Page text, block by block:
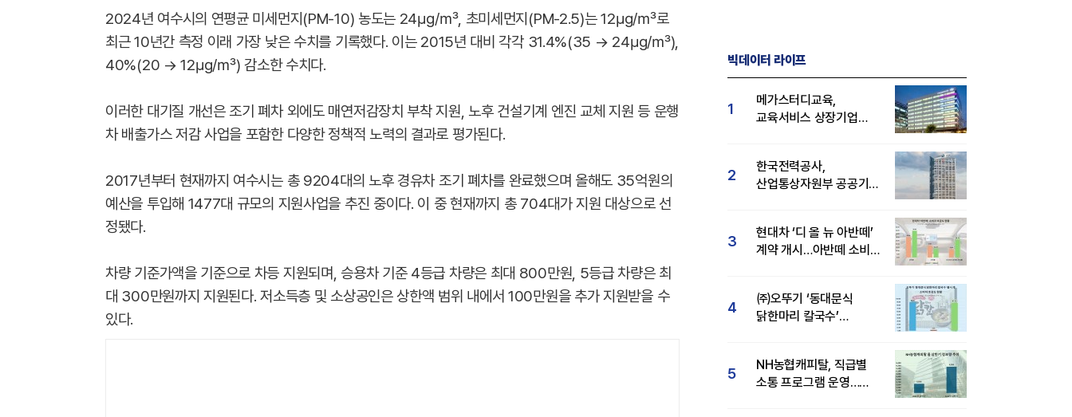
2024년 여수시의 연평균 미세먼지(PM-10) 농도는 24㎍/㎥, 초미세먼지(PM-2.5)는 12㎍/㎥로
최근 10년간 측정 이래 가장 낮은 수치를 기록했다. 이는 2015년 대비 각각 31.4%(35 → 24㎍/㎥),
40%(20 → 12㎍/㎥) 감소한 수치다.
이러한 대기질 개선은 조기 폐차 외에도 매연저감장치 부착 지원, 노후 건설기계 엔진 교체 지원 등 운행
차 배출가스 저감 사업을 포함한 다양한 정책적 노력의 결과로 평가된다.
2017년부터 현재까지 여수시는 총 9204대의 노후 경유차 조기 폐차를 완료했으며 올해도 35억원의
예산을 투입해 1477대 규모의 지원사업을 추진 중이다. 이 중 현재까지 총 704대가 지원 대상으로 선
정됐다.
차량 기준가액을 기준으로 차등 지원되며, 승용차 기준 4등급 차량은 최대 800만원, 5등급 차량은 최
대 300만원까지 지원된다. 저소득층 및 소상공인은 상한액 범위 내에서 100만원을 추가 지원받을 수
있다.
빅데이터 라이프
1
메가스터디교육,
교육서비스 상장기업
2
한국전력공사,
산업통상자원부 공공기관
3
현대차 ‘디 올 뉴 아반떼’
계약 개시…아반떼 소비자
4
㈜오뚜기 ‘동대문식
닭한마리 칼국수’
5
NH농협캐피탈, 직급별
소통 프로그램 운영…